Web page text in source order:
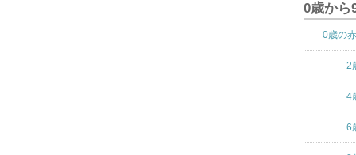
0歳から
0歳の
2
4
6